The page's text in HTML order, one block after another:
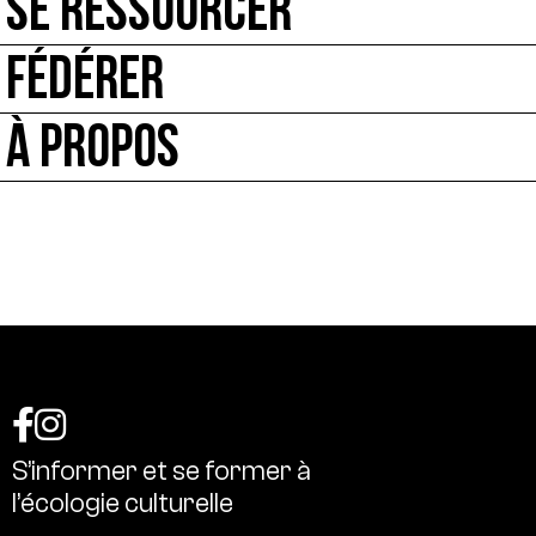
SE RESSOURCER
FÉDÉRER
À PROPOS
S’informer et se former à
l’écologie culturelle